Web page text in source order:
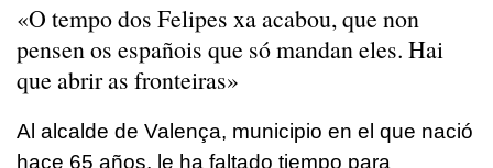
«O tempo dos Felipes xa acabou, que non
pensen os españois que só mandan eles. Hai
que abrir as fronteiras»
Al alcalde de Valença, municipio en el que nació
hace 65 años, le ha faltado tiempo para